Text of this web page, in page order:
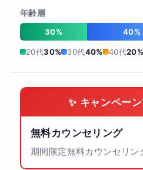
年齢層
30% 40%
20代30% 30代40% 40代
✨ キャンペー
無料カウンセリング
期間限定無料カウンセリン